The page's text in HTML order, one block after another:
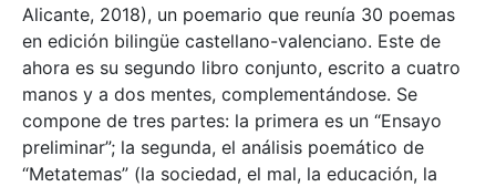
Alicante, 2018), un poemario que reunía 30 poemas
en edición bilingüe castellano-valenciano. Este de
ahora es su segundo libro conjunto, escrito a cuatro
manos y a dos mentes, complementándose. Se
compone de tres partes: la primera es un “Ensayo
preliminar”; la segunda, el análisis poemático de
“Metatemas” (la sociedad, el mal, la educación, la